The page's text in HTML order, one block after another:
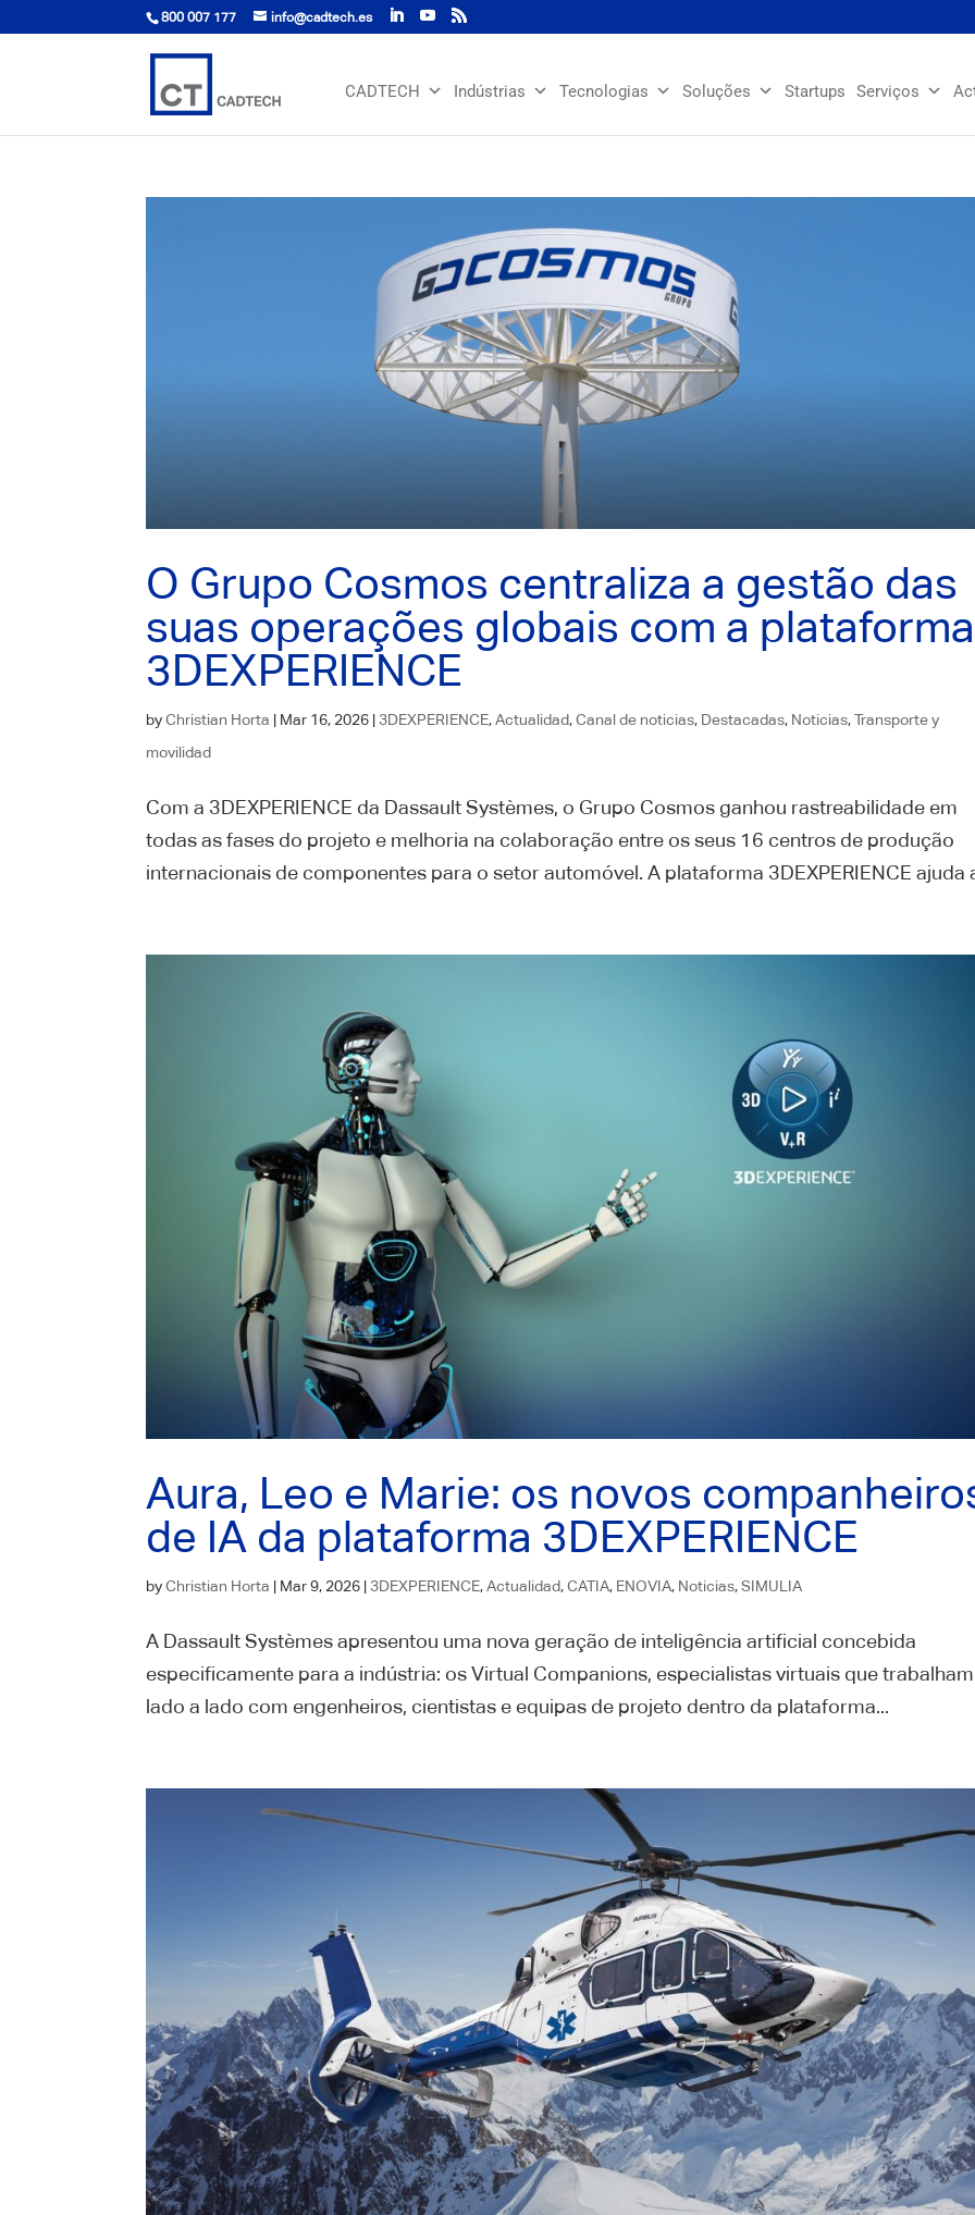
800 007 177 info@cadtech.es
CADTECH Indústrias Tecnologias Soluções Startups Serviços
O Grupo Cosmos centraliza a gestão das
suas operações globais com a plataforma
3DEXPERIENCE
byChristian Horta | Mar 16, 2026 |3DEXPERIENCE,Actualidad,Canal de noticias, Destacadas, Noticias,Transporte y
movilidad
Com a 3DEXPERIENCE da Dassault Systèmes, o Grupo Cosmos ganhou rastreabilidade em
todas as fases do projeto e melhoria na colaboração entre os seus 16 centros de produção
internacionais de componentes para o setor automóvel. A plataforma 3DEXPERIENCE ajuda
Aura, Leo e Marie: os novos
de IA da plataforma 3DEXPERIENCE
byChristian Horta | Mar 9, 2026 |3DEXPERIENCE,Actualidad,CATIA, ENOVIA, Noticias,SIMULIA
A Dassault Systèmes apresentou uma nova geração de inteligência artificial concebida
especificamente para a indústria: os Virtual Companions, especialistas virtuais que trabalham
lado a lado com engenheiros, cientistas e equipas de projeto dentro da plataforma...